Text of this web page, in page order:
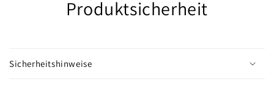
Produktsicherheit
Sicherheitshinweise